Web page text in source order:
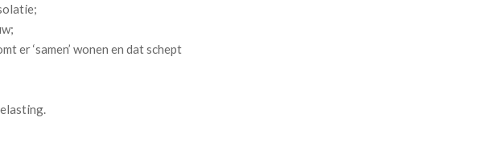
er ‘samen’ wonen en dat schept